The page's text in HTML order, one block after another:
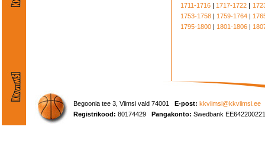
1711-1716 | 1717-1722 |
1753-1758 | 1759-1764 |
1795-1800 | 1801-1806 |
Begoonia tee 3, Viimsi vald 74001 E-post: kkviimsi@kkviimsi.ee
Registrikood: 80174429 Pangakonto: Swedbank